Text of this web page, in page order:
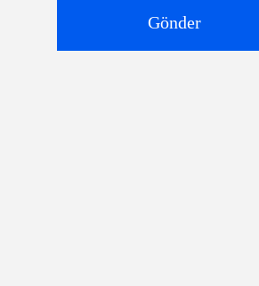
Gönder